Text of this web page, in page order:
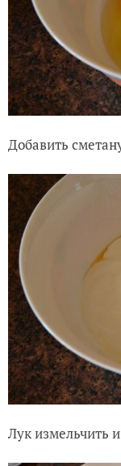
Добавить
Лук измельчить